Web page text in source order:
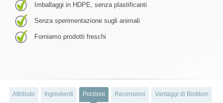
Imballaggi in HDPE, senza plastificanti
Senza sperimentazione sugli animali
Forniamo prodotti freschi
Attributo Ingredienti Porzioni Recensioni Vantaggi di Biotikon